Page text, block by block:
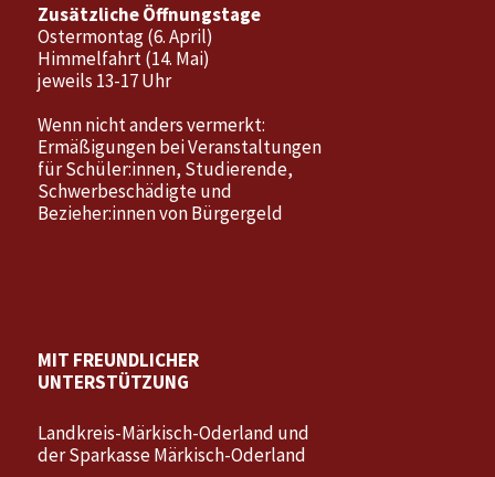
Zusätzliche Öffnungstage
Ostermontag (6. April)
Himmelfahrt (14. Mai)
jeweils 13-17 Uhr
Wenn nicht anders vermerkt:
Ermäßigungen bei Veranstaltungen
für Schüler:innen, Studierende,
Schwerbeschädigte und
Bezieher:innen von Bürgergeld
MIT FREUNDLICHER
UNTERSTÜTZUNG
Landkreis-Märkisch-Oderland und
der Sparkasse Märkisch-Oderland